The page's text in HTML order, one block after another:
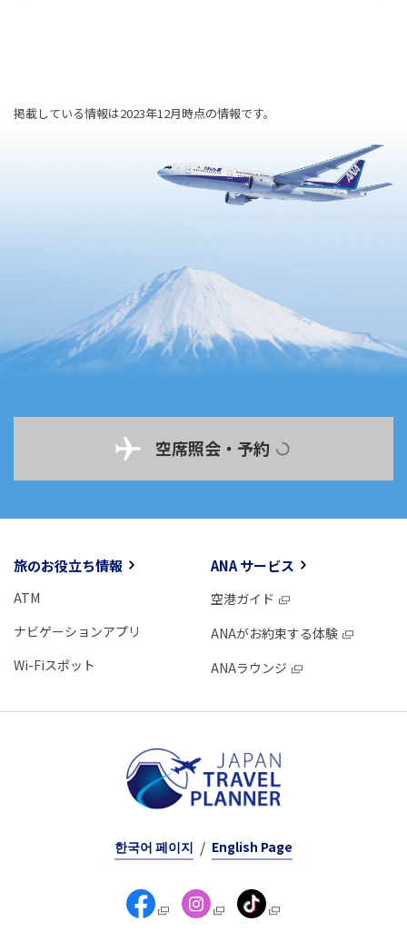
掲載している情報は2023年12月時点の情報です。
空席照会・予約
旅のお役立ち情報
ATM
ナビゲーションアプリ
Wi-Fiスポット
ANA サービス
空港ガイド
ANAがお約束する体験
ANAラウンジ
한국어 페이지 English Page